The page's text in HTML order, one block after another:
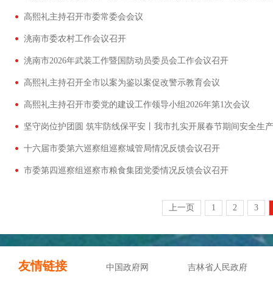
高熙礼主持召开市委常委会会议
洮南市委农村工作会议召开
洮南市2026年武装工作暨国防动员委员会工作会议召开
高熙礼主持召开全市以案为鉴以案促改警示教育会议
高熙礼主持召开市委党的建设工作领导小组2026年第1次会议
坚守岗位护团圆 筑牢防线保平安丨我市扎实开展春节期间安全生
十六届市委第六巡察组巡察城管局情况反馈会议召开
市委第四巡察组巡察市粮食集团党委情况反馈会议召开
上一页 1 2 3
友情链接 中国政府网 吉林省人民政府